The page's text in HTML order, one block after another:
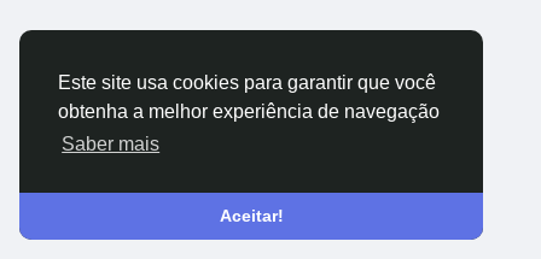
Este site usa cookies para garantir que você
obtenha a melhor experiência de navegação
Saber mais
Aceitar!